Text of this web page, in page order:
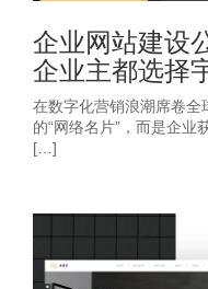
企业网站建设
企业主都选择
在数字化营销浪潮席卷
的“网络名片”，而是企业
[…]